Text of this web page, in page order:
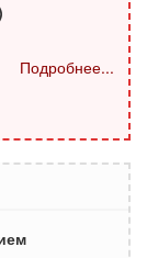
Подробнее...